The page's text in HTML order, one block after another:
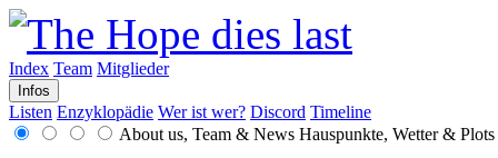
Index Team Mitglieder
Infos
Listen Enzyklopädie Wer ist wer? Discord Timeline
About us, Team & News Hauspunkte, Wetter & Plots